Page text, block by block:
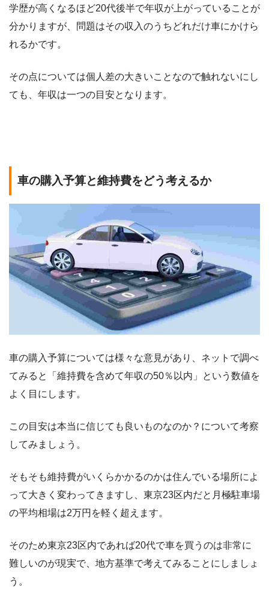
学歴が高くなるほど20代後半で年収が上がっていることが
分かりますが、問題はその収入のうちどれだけ車にかけら
れるかです。
その点については個人差の大きいことなので触れないにし
ても、年収は一つの目安となります。
車の購入予算と維持費をどう考えるか
車の購入予算については様々な意見があり、ネットで調べ
てみると「維持費を含めて年収の50％以内」という数値を
よく目にします。
この目安は本当に信じても良いものなのか？について考察
してみましょう。
そもそも維持費がいくらかかるのかは住んでいる場所によ
って大きく変わってきますし、東京23区内だと月極駐車場
の平均相場は2万円を軽く超えます。
そのため東京23区内であれば20代で車を買うのは非常に
難しいのが現実で、地方基準で考えてみることにしましょ
う。